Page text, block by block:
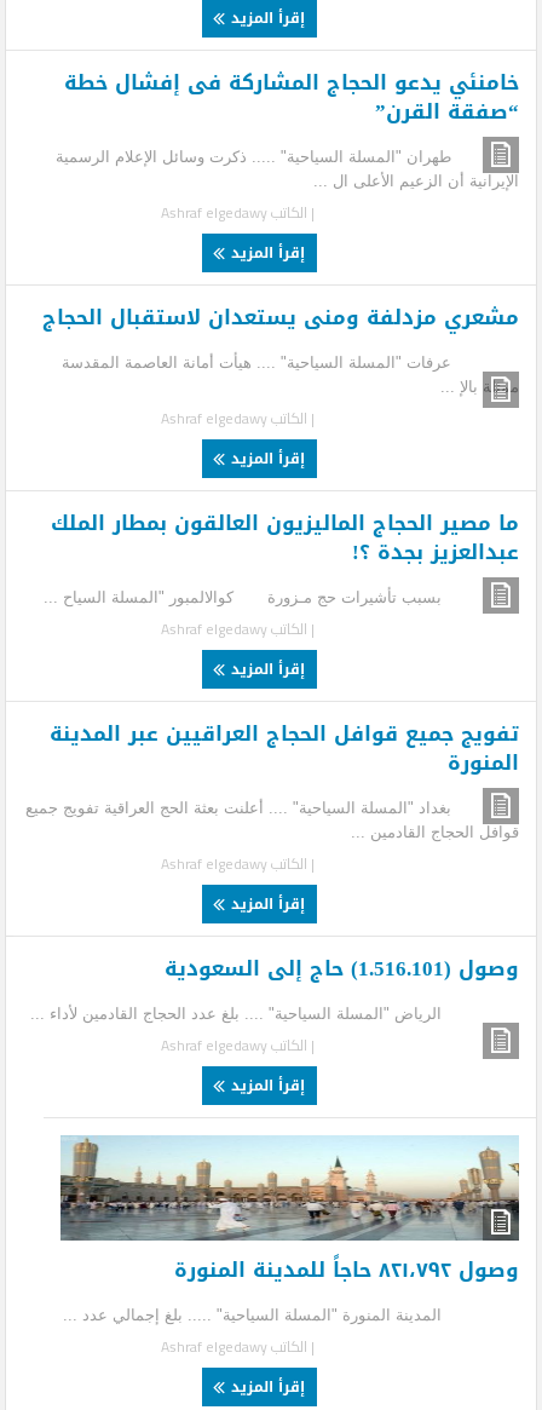
إقرأ المزيد
خامنئي يدعو الحجاج المشاركة فى إفشال خطة
“صفقة القرن”
طهران "المسلة السياحية" ..... ذكرت وسائل الإعلام الرسمية
الإيرانية أن الزعيم الأعلى ال ...
| الكاتبAshraf elgedawy
إقرأ المزيد
مشعري مزدلفة ومنى يستعدان لاستقبال الحجاج
عرفات "المسلة السياحية" .... هيأت أمانة العاصمة المقدسة
ممثلة بالإ ...
| الكاتبAshraf elgedawy
إقرأ المزيد
ما مصير الحجاج الماليزيون العالقون بمطار الملك
عبدالعزيز بجدة ؟!
بسبب تأشيرات حج مـزورة كوالالمبور "المسلة السياح ...
| الكاتبAshraf elgedawy
إقرأ المزيد
تفويج جميع قوافل الحجاج العراقيين عبر المدينة
المنورة
بغداد "المسلة السياحية" .... أعلنت بعثة الحج العراقية تفويج جميع
قوافل الحجاج القادمين ...
| الكاتبAshraf elgedawy
إقرأ المزيد
وصول (1.516.101) حاج إلى السعودية
الرياض "المسلة السياحية" .... بلغ عدد الحجاج القادمين لأداء ...
| الكاتبAshraf elgedawy
إقرأ المزيد
وصول ٨٢١،٧٩٢ حاجاً للمدينة المنورة
المدينة المنورة "المسلة السياحية" ..... بلغ إجمالي عدد ...
| الكاتبAshraf elgedawy
إقرأ المزيد